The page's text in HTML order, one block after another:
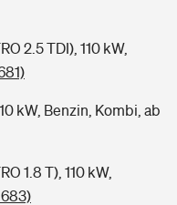
2.5 TDI), 110 kW,
kW, Benzin, Kombi, ab
1.8 T), 110 kW,